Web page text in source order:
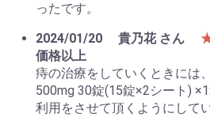
ったです。
2024/01/20
貴乃花 さん
価格以上
痔の治療をしていくときには
500mg 30錠(15錠×2シート)
利用をさせて頂くようにして